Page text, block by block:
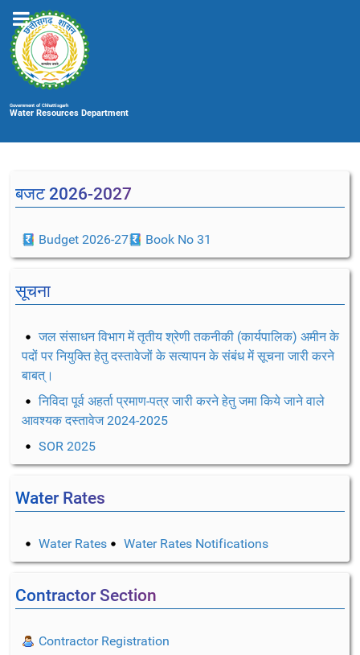
Government of Chhattisgarh
Water Resources Department
बजट 2026-2027
Budget 2026-27 Book No 31
सूचना
जल संसाधन विभाग में तृतीय श्रेणी तकनीकी (कार्यपालिक) अमीन के
पदों पर नियुक्ति हेतु दस्तावेजों के सत्यापन के संबंध में सूचना जारी करने
बाबत्।
निविदा पूर्व अहर्ता प्रमाण-पत्र जारी करने हेतु जमा किये जाने वाले
आवश्यक दस्तावेज 2024-2025
SOR 2025
Water Rates
Water Rates Water Rates Notifications
Contractor Section
Contractor Registration